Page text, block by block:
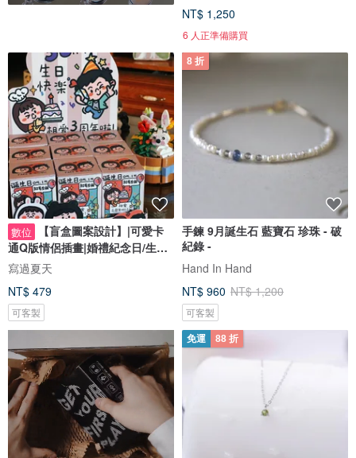
NT$ 1,250
6 人正準備購買
數位
【盲盒圖案設計】|可愛卡
通Q版情侶插畫|婚禮紀念日/生日
禮物客製
寫過夏天
NT$ 479
可客製
8 折
手鍊 9月誕生石 藍寶石 珍珠 - 破
紀錄 -
Hand In Hand
NT$ 960 NT$ 1,200
可客製
免運 88 折